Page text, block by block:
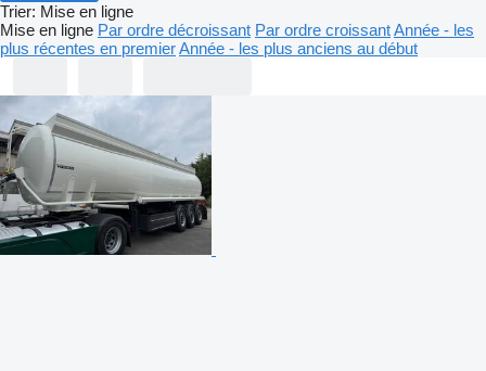
Trier: Mise en ligne
Mise en ligne Par ordre décroissant Par ordre croissantAnnée - les
plus récentes en premierAnnée - les plus anciens au début